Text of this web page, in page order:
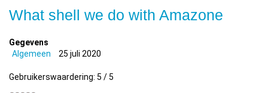
What shell we do with Amazone
Gegevens
Algemeen
25 juli 2020
Gebruikerswaardering: 5 /5